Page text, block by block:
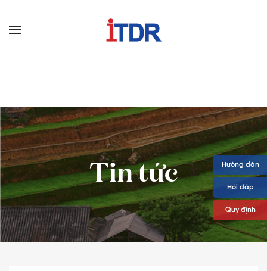
Hướng dẫn
Hỏi đáp
Quy định
Tin tức